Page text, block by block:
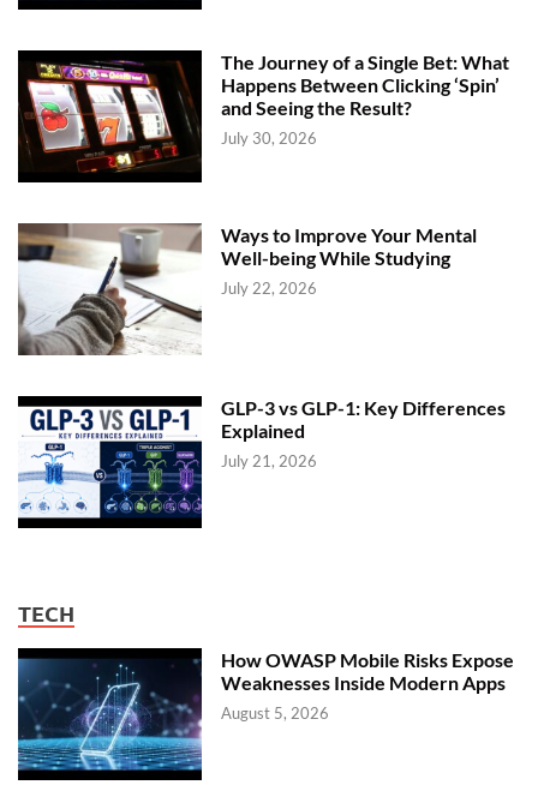
The Journey of a Single Bet: What
Happens Between Clicking ‘Spin’
and Seeing the Result?
July 30, 2026
Ways to Improve Your Mental
Well-being While Studying
July 22, 2026
GLP-3 vs GLP-1: Key Differences
Explained
July 21, 2026
TECH
How OWASP Mobile Risks Expose
Weaknesses Inside Modern Apps
August 5, 2026